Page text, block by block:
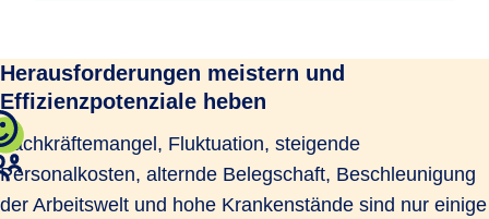
Herausforderungen meistern und
Effizienzpotenziale heben
Fachkräftemangel, Fluktuation, steigende
Personalkosten, alternde Belegschaft, Beschleunigung
der Arbeitswelt und hohe Krankenstände sind nur einige